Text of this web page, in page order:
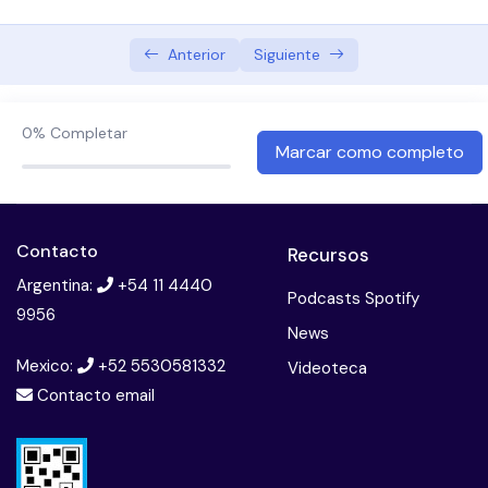
Lactosa
Polioles
Cuadro de ejemplos
MÓDULO 3: ALIMENTOS Y FODMAPs
Anterior Siguiente
0% Completar
Marcar como completo
Contacto
Argentina:
+54 11 4440
9956
Mexico:
+52 5530581332
Contacto email
Recursos
Podcasts Spotify
News
Videoteca